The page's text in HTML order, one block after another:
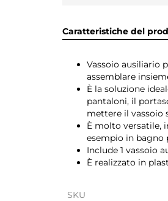
Caratteristiche del
Vassoio ausiliario
assemblare
È la soluzione
pantaloni, il
mettere il vassoio
È molto versatile,
esempio in bagno
Include 1 vassoio
È realizzato in
SKU